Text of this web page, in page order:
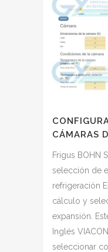
CÁMARAS
Frigus BOHN
selección de
refrigeración
cálculo y
expansión.
Inglés
seleccionar